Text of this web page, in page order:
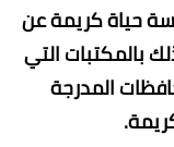
حياة كريمة عن
بالمكتبات التي
المدرجة